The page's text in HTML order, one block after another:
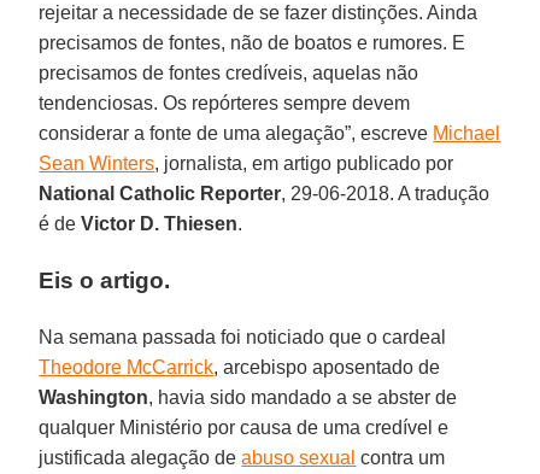
rejeitar a necessidade de se fazer distinções. Ainda
precisamos de fontes, não de boatos e rumores. E
precisamos de fontes credíveis, aquelas não
tendenciosas. Os repórteres sempre devem
considerar a fonte de uma alegação”, escreve Michael
Sean Winters, jornalista, em artigo publicado por
National Catholic Reporter, 29-06-2018. A tradução
é deVictor D. Thiesen.
Eis o artigo.
Na semana passada foi noticiado que o cardeal
Theodore McCarrick, arcebispo aposentado de
Washington, havia sido mandado a se abster de
qualquer Ministério por causa de uma credível e
justificada alegação deabuso sexual contra um